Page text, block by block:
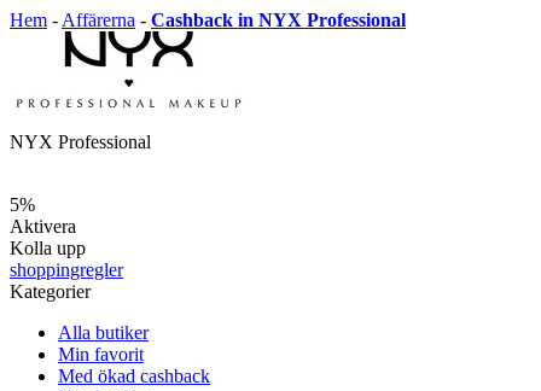
Hem - Affärerna - Cashback in NYX Professional
NYX Professional
5%
Aktivera
Kolla upp
shoppingregler
Kategorier
Alla butiker
Min favorit
Med ökad cashback